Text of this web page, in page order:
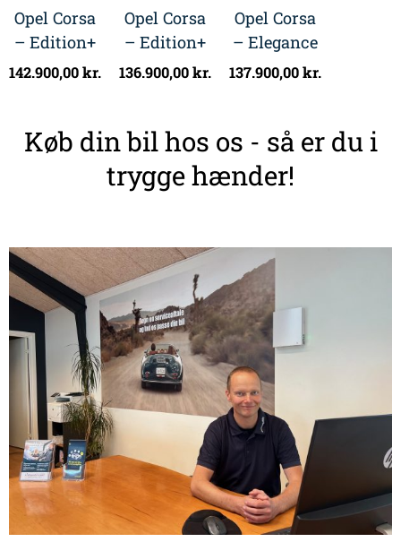
Opel Corsa
– Edition+
142.900,00kr.
Opel Corsa
– Edition+
136.900,00kr.
Opel Corsa
– Elegance
137.900,00kr.
Køb din bil hos os - så er du i
trygge hænder!